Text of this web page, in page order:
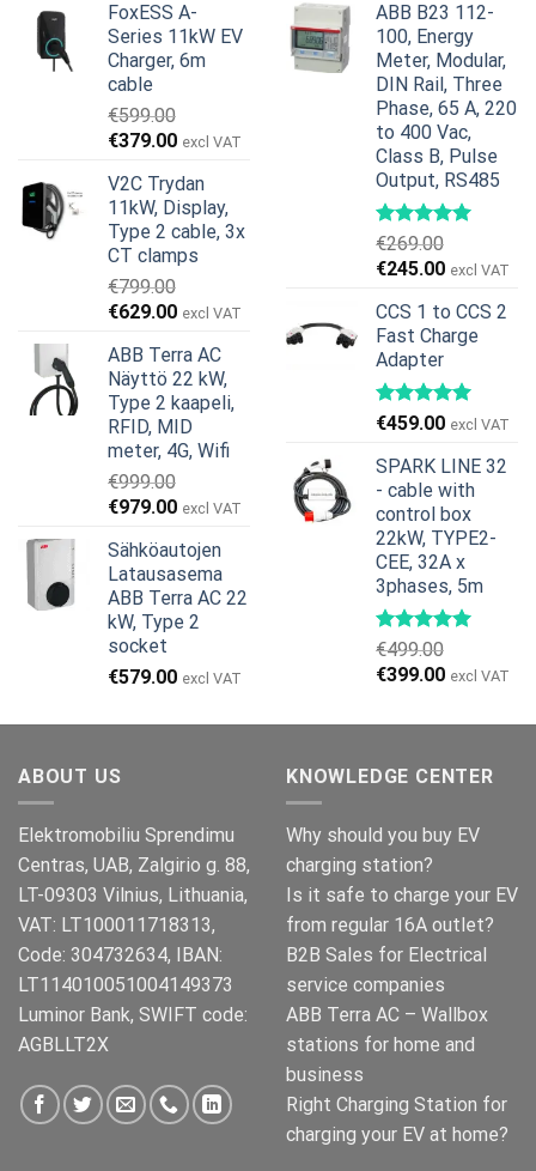
FoxESS A-
Series 11kW EV
Charger, 6m
cable
€599.00
Alkuperäinen
oli:
€599.00.
€379.00Nykyinen
on:
€379.00.
excl VAT
V2C Trydan
11kW, Display,
Type 2 cable, 3x
CT clamps
€799.00
Alkuperäinen
oli:
€799.00.
€629.00Nykyinen
on:
€629.00.
excl VAT
ABB Terra AC
Näyttö 22 kW,
Type 2 kaapeli,
RFID, MID
meter, 4G, Wifi
€999.00
Alkuperäinen
oli:
€999.00.
€979.00Nykyinen
on:
€979.00.
excl VAT
Sähköautojen
Latausasema
ABB Terra AC 22
kW, Type 2
socket
€579.00 excl VAT
ABB B23 112-
100, Energy
Meter, Modular,
DIN Rail, Three
Phase, 65 A, 220
to 400 Vac,
Class B, Pulse
Output, RS485
€269.00
Alkuperäinen
oli:
€269.00.
€245.00Nykyinen
on:
€245.00.
excl VAT
CCS 1 to CCS 2
Fast Charge
Adapter
€459.00 excl VAT
SPARK LINE 32
- cable with
control box
22kW, TYPE2-
CEE, 32A x
3phases, 5m
€499.00
Alkuperäinen
oli:
€399.00Nykyinen
on:
excl VAT
ABOUT US
Elektromobiliu Sprendimu
Centras, UAB, Zalgirio g. 88,
LT-09303 Vilnius, Lithuania,
VAT: LT100011718313,
Code: 304732634, IBAN:
LT114010051004149373
Luminor Bank, SWIFT code:
AGBLLT2X
KNOWLEDGE CENTER
Why should you buy EV
charging station?
Is it safe to charge your EV
from regular 16A outlet?
B2B Sales for Electrical
service companies
ABB Terra AC – Wallbox
stations for home and
business
Right Charging Station for
charging your EV at home?